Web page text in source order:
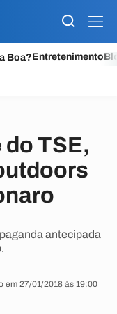
Boa?Entretenimento
TSE,
antecipada
em 27/01/2018 às 19:00